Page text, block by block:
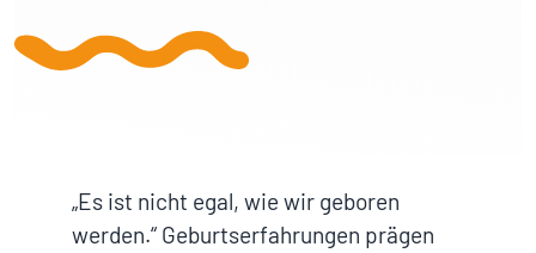
„Es ist nicht egal, wie wir geboren
werden.“ Geburtserfahrungen prägen